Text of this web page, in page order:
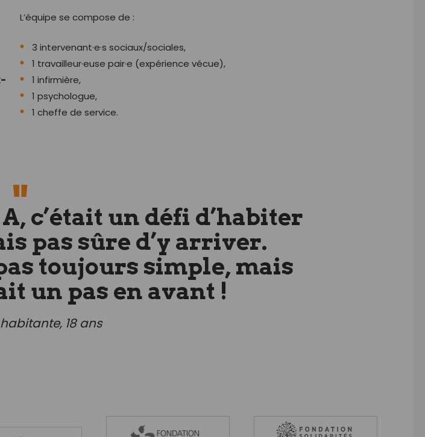
L’équipe se compose de :
3 intervenant·e·s sociaux/sociales,
1 travailleur·euse pair·e (expérience vécue),
1 infirmière,
1 psychologue,
1 cheffe de service.
c’était un défi d’habiter
pas sûre d’y arriver.
toujours simple, mais
un pas en avant !
18 ans